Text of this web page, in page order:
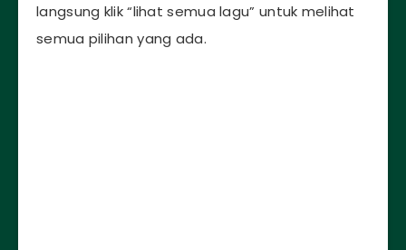
langsung klik “lihat semua lagu” untuk melihat
semua pilihan yang ada.